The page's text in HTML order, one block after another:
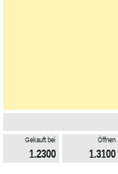
Gekauft bei
1.2300
Öffnen
1.3100